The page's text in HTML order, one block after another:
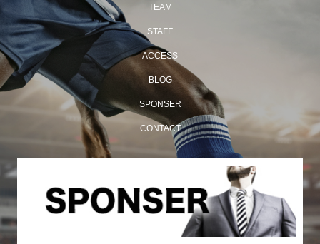
TEAM
STAFF
ACCESS
BLOG
SPONSER
CONTACT